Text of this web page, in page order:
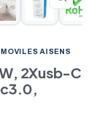
AISENS
2Xusb-C